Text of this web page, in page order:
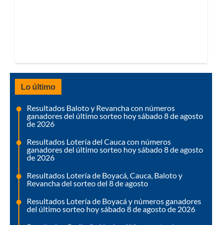
Lo último
Resultados Baloto y Revancha con números
ganadores del último sorteo hoy sábado 8 de agosto
de 2026
Resultados Lotería del Cauca con números
ganadores del último sorteo hoy sábado 8 de agosto
de 2026
Resultados Lotería de Boyacá, Cauca, Baloto y
Revancha del sorteo del 8 de agosto
Resultados Lotería de Boyacá y números ganadores
del último sorteo hoy sábado 8 de agosto de 2026